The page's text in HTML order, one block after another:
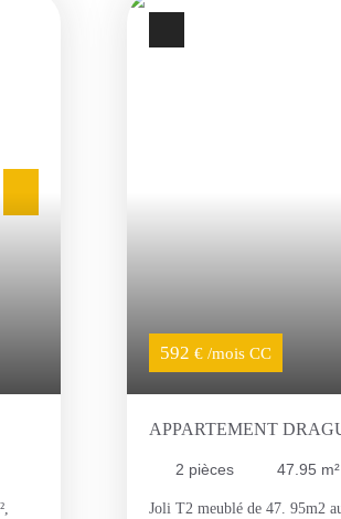
message. Nous vous
592 € /mois CC
APPARTEMENT
2 pièces 47.95 m²
Joli T2 meublé de 47. 95m2